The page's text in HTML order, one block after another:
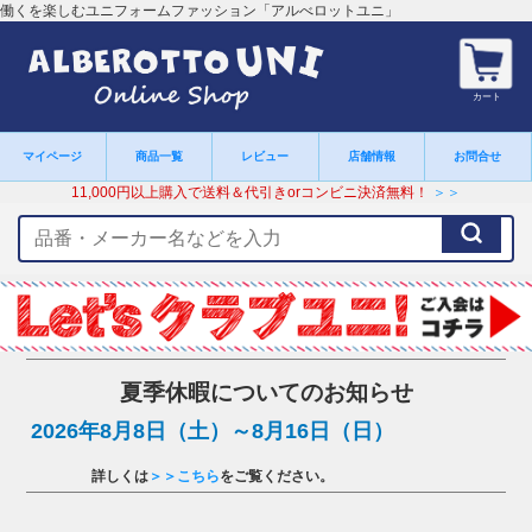
働くを楽しむユニフォームファッション「アルべロットユニ」
カート
マイページ 商品一覧 レビュー 店舗情報 お問合せ
11,000円以上購入で送料＆代引きorコンビニ決済無料！ ＞＞
ー
ワ
ー
ド
夏季休暇についてのお知らせ
2026年8月8日（土）～8月16日（日）
詳しくは ＞＞こちらをご覧ください。